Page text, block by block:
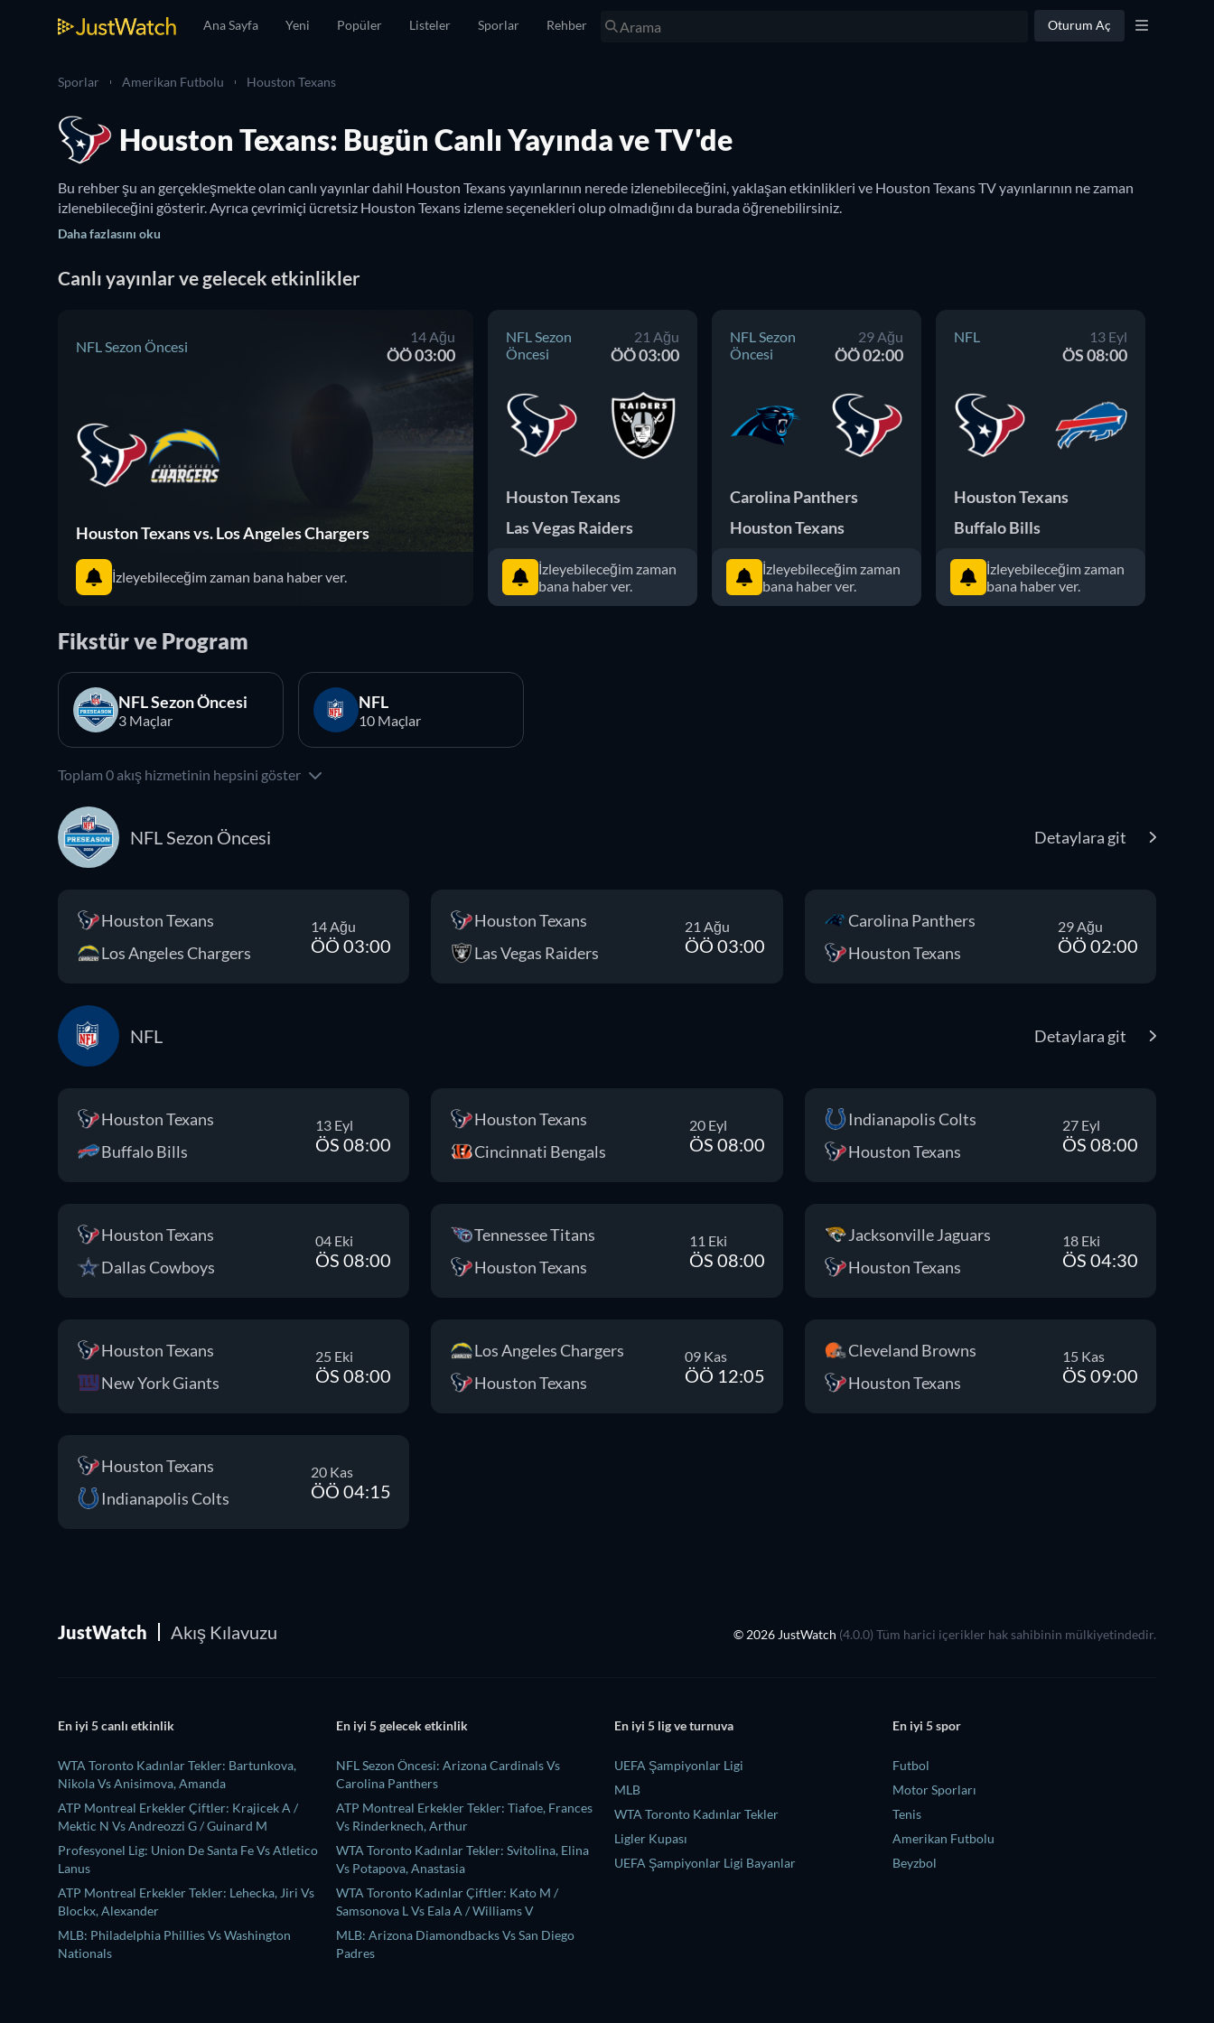
Ana Sayfa Yeni Popüler Listeler Sporlar Rehber Oturum Aç
Sporlar Amerikan Futbolu Houston Texans
Houston Texans: Bugün Canlı Yayında ve TV'de
Bu rehber şu an gerçekleşmekte olan canlı yayınlar dahil Houston Texans yayınlarının nerede izlenebileceğini, yaklaşan etkinlikleri ve Houston Texans TV yayınlarının ne zaman
izlenebileceğini gösterir. Ayrıca çevrimiçi ücretsiz Houston Texans izleme seçenekleri olup olmadığını da burada öğrenebilirsiniz.
Daha fazlasını oku
Canlı yayınlar ve gelecek etkinlikler
NFL Sezon Öncesi
14 Ağu
ÖÖ 03:00
Houston Texans vs. Los Angeles Chargers
İzleyebileceğim zaman bana haber ver.
NFL Sezon
Öncesi
21 Ağu
ÖÖ 03:00
Houston Texans
Las Vegas Raiders
İzleyebileceğim zaman
bana haber ver.
NFL Sezon
Öncesi
29 Ağu
ÖÖ 02:00
Carolina Panthers
Houston Texans
İzleyebileceğim zaman
bana haber ver.
NFL 13 Eyl
ÖS 08:00
Houston Texans
Buffalo Bills
İzleyebileceğim zaman
bana haber ver.
Fikstür ve Program
NFL Sezon Öncesi
3 Maçlar
NFL
10 Maçlar
Toplam 0 akış hizmetinin hepsini göster
NFL Sezon Öncesi Detaylara git
Houston Texans
Los Angeles Chargers
14 Ağu
ÖÖ 03:00
Houston Texans
Las Vegas Raiders
21 Ağu
ÖÖ 03:00
Carolina Panthers
Houston Texans
29 Ağu
ÖÖ 02:00
NFL Detaylara git
Houston Texans
Buffalo Bills
13 Eyl
ÖS 08:00
Houston Texans
Cincinnati Bengals
20 Eyl
ÖS 08:00
Indianapolis Colts
Houston Texans
27 Eyl
ÖS 08:00
Houston Texans
Dallas Cowboys
04 Eki
ÖS 08:00
Tennessee Titans
Houston Texans
11 Eki
ÖS 08:00
Jacksonville Jaguars
Houston Texans
18 Eki
ÖS 04:30
Houston Texans
New York Giants
25 Eki
ÖS 08:00
Los Angeles Chargers
Houston Texans
09 Kas
ÖÖ 12:05
Cleveland Browns
Houston Texans
15 Kas
ÖS 09:00
Houston Texans
Indianapolis Colts
20 Kas
ÖÖ 04:15
JustWatch Akış Kılavuzu © 2026 JustWatch (4.0.0) Tüm harici içerikler hak sahibinin mülkiyetindedir.
En iyi 5 canlı etkinlik
WTA Toronto Kadınlar Tekler: Bartunkova,
Nikola Vs Anisimova, Amanda
ATP Montreal Erkekler Çiftler: Krajicek A /
Mektic N Vs Andreozzi G / Guinard M
Profesyonel Lig: Union De Santa Fe Vs Atletico
Lanus
ATP Montreal Erkekler Tekler: Lehecka, Jiri Vs
Blockx, Alexander
MLB: Philadelphia Phillies Vs Washington
Nationals
En iyi 5 gelecek etkinlik
NFL Sezon Öncesi: Arizona Cardinals Vs
Carolina Panthers
ATP Montreal Erkekler Tekler: Tiafoe, Frances
Vs Rinderknech, Arthur
WTA Toronto Kadınlar Tekler: Svitolina, Elina
Vs Potapova, Anastasia
WTA Toronto Kadınlar Çiftler: Kato M /
Samsonova L Vs Eala A / Williams V
MLB: Arizona Diamondbacks Vs San Diego
Padres
En iyi 5 lig ve turnuva
UEFA Şampiyonlar Ligi
MLB
WTA Toronto Kadınlar Tekler
Ligler Kupası
UEFA Şampiyonlar Ligi Bayanlar
En iyi 5 spor
Futbol
Motor Sporları
Tenis
Amerikan Futbolu
Beyzbol